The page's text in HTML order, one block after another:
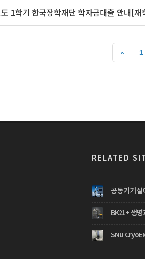
1학기 한국장학재단 학자금대출 안내[재
« 1
RELATED
공동기기실
BK21+ 생명
SNU